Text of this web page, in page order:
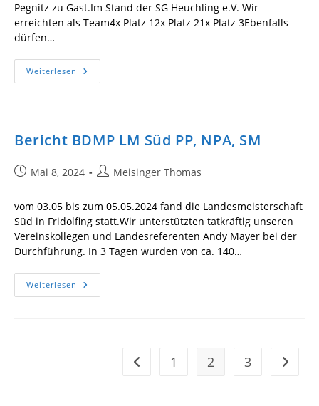
Pegnitz zu Gast.Im Stand der SG Heuchling e.V. Wir
erreichten als Team4x Platz 12x Platz 21x Platz 3Ebenfalls
dürfen…
Weiterlesen Bericht
BDMP
Bericht BDMP LM Süd PP, NPA, SM
BeitragMai 8, 2024
Beitrags-
Meisinger Thomas
vom 03.05 bis zum 05.05.2024 fand die Landesmeisterschaft
Süd in Fridolfing statt.Wir unterstützten tatkräftig unseren
Vereinskollegen und Landesreferenten Andy Mayer bei der
Durchführung. In 3 Tagen wurden von ca. 140…
Weiterlesen Bericht
BDMP
Zur vorherigen Seite
1 2 3 Zur